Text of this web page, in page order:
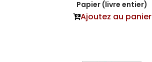
Papier (livre entier)
Ajoutez au panier